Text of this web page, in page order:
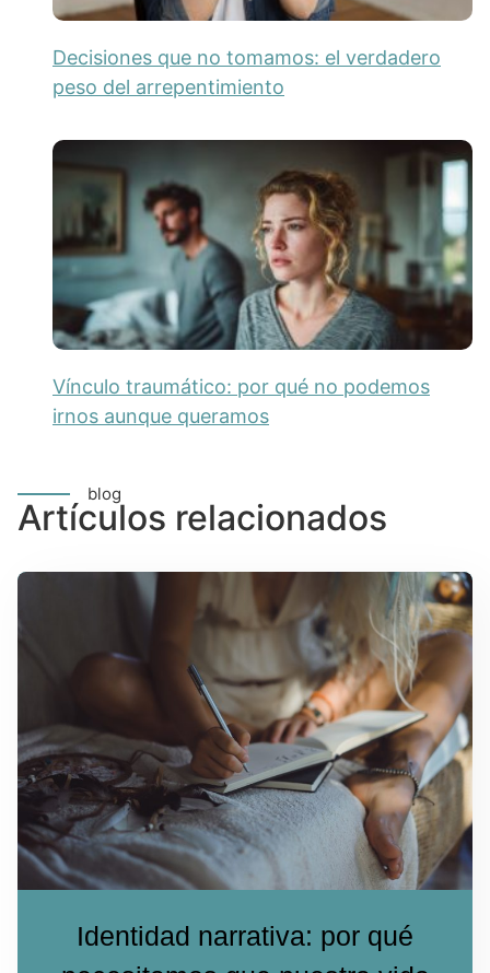
Decisiones que no tomamos: el verdadero
peso del arrepentimiento
Vínculo traumático: por qué no podemos
irnos aunque queramos
blog
Artículos relacionados
Identidad narrativa: por qué